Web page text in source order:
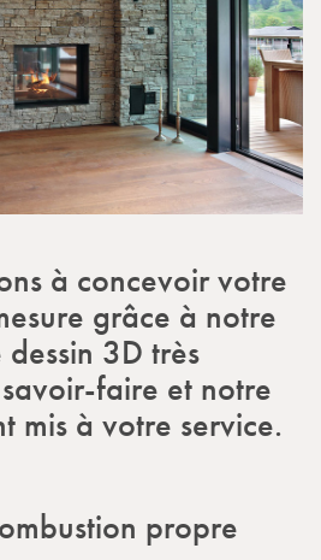
à concevoir votre
grâce à notre
3D très
faire et notre
mis à votre service.
propre